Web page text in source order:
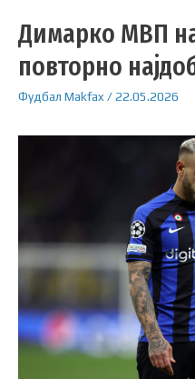
Димарко МВП
повторно
Фудбал Makfax /22.05.2026